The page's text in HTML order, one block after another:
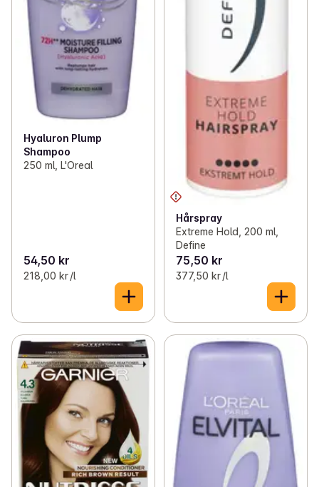
Hyaluron Plump
Shampoo
250 ml, L'Oreal
54,50 kr
218,00 kr /l
Hårspray
Extreme Hold, 200 ml,
Define
75,50 kr
377,50 kr /l